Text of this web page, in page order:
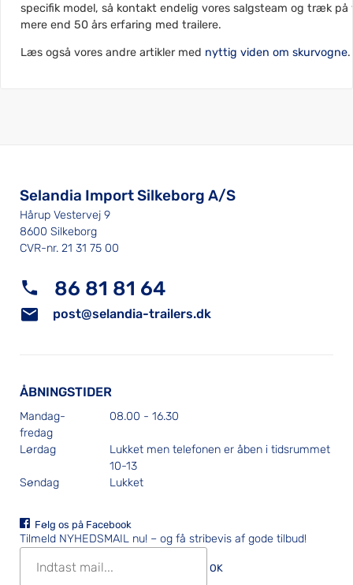
specifik model, så kontakt endelig vores salgsteam og træk på
mere end 50 års erfaring med trailere.
Læs også vores andre artikler med nyttig viden om skurvogne.
Selandia Import Silkeborg A/S
Hårup Vestervej 9
8600 Silkeborg
CVR-nr. 21 31 75 00
86 81 81 64
post@selandia-trailers.dk
ÅBNINGSTIDER
Mandag-
fredag
08.00 - 16.30
Lørdag
Lukket men telefonen er åben i tidsrummet
10-13
Søndag
Lukket
Følg os på Facebook
Tilmeld NYHEDSMAIL nu! – og få stribevis af gode tilbud!
OK